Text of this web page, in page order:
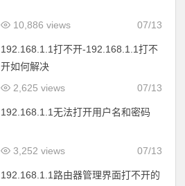
07/13
10,886 views
192.168.1.1打不开-192.168.1.1打不
开如何解决
07/13
2,625 views
192.168.1.1无法打开用户名和密码
07/13
3,252 views
192.168.1.1路由器管理界面打不开的